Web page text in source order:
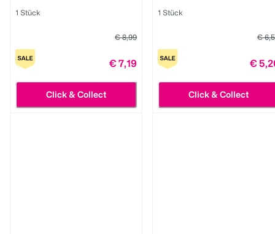
1 Stück
€ 8,99
€ 7,19
Click & Collect
1 Stück
€
€
Click & Collect